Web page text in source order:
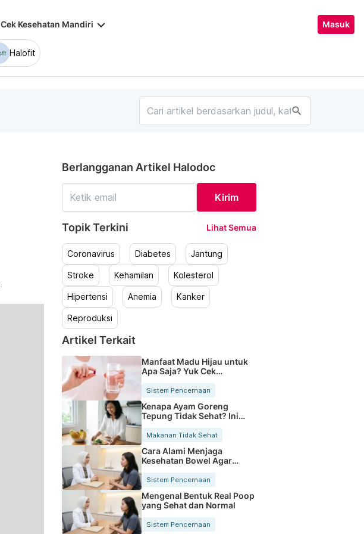
Cek Kesehatan Mandiri keyboard_arrow_down Masuk
Halofit
search
Berlangganan Artikel Halodoc
Kirim
Topik Terkini Lihat Semua
Coronavirus Diabetes Jantung
Stroke Kehamilan Kolesterol
Hipertensi Anemia Kanker
Reproduksi
Artikel Terkait
Manfaat Madu Hijau untuk
Apa Saja? Yuk Cek
Sistem Pencernaan
Kenapa Ayam Goreng
Tepung Tidak Sehat? Ini
Alasannya
Makanan Tidak Sehat
Cara Alami Menjaga
Kesehatan Bowel Agar
Sistem Pencernaan
Mengenal Bentuk Real Poop
yang Sehat dan Normal
Sistem Pencernaan